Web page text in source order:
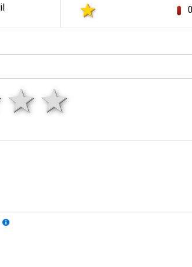
4 hviezdy
3 hviezdy